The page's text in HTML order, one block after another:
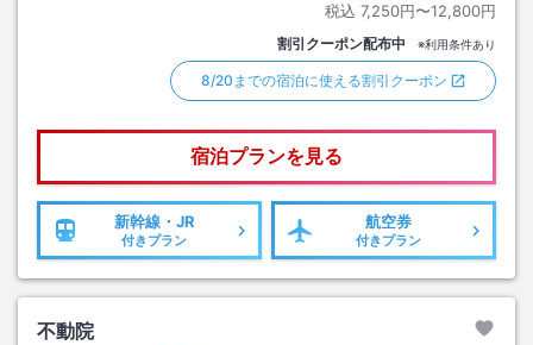
税込 7,250円〜12,800円
割引クーポン配布中 ※利用条件あり
8/20までの宿泊に使える割引クーポン
宿泊プランを見る
新幹線・JR
付きプラン
航空券
付きプラン
不動院